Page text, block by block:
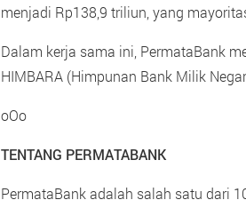
menjadi Rp138,9 triliun, yang
Dalam kerja sama ini, PermataBank
HIMBARA (Himpunan Bank Milik
oOo
TENTANG PERMATABANK
PermataBank adalah salah satu dari